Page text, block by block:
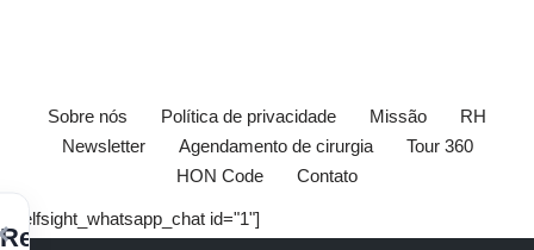
Sobre nós Política de privacidade Missão
RH
Newsletter
Agendamento de cirurgia
Tour 360
HON Code
Contato
[elfsight_whatsapp_chat id="1"]
Receba